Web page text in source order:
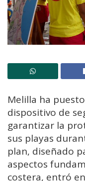
Melilla ha
dispositivo de
garantizar la
sus playas
plan, diseñado
aspectos
costera, entró